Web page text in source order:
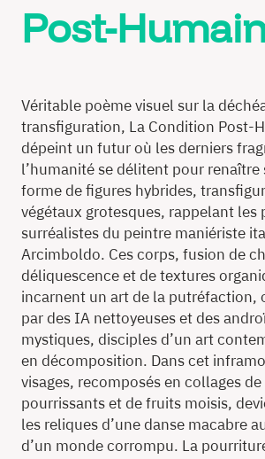
Post-
Véritable poème visuel sur la
transfiguration, La Condition Post-
dépeint un futur où les derniers
l’humanité se délitent pour renaître
forme de figures hybrides,
végétaux grotesques, rappelant les
surréalistes du peintre maniériste
Arcimboldo. Ces corps, fusion de
déliquescence et de textures
incarnent un art de la putréfaction,
par des IA nettoyeuses et des
mystiques, disciples d’un art
en décomposition. Dans cet
visages, recomposés en collages
pourrissants et de fruits moisis,
les reliques d’une danse macabre
d’un monde corrompu. La